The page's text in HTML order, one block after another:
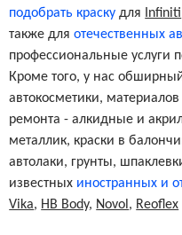
подобрать краску для Infiniti
также дляотечественных
профессиональные услуги
Кроме того, у нас
автокосметики,
ремонта - алкидные и
металлик, краски в
автолаки, грунты,
известных иностранных и
Vika, HB Body, Novol , Reoflex